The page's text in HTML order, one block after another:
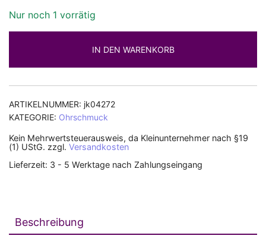
Nur noch 1 vorrätig
IN DEN WARENKORB
ARTIKELNUMMER: jk04272
KATEGORIE: Ohrschmuck
Kein Mehrwertsteuerausweis, da Kleinunternehmer nach §19
(1) UStG. zzgl. Versandkosten
Lieferzeit: 3 - 5 Werktage nach Zahlungseingang
Beschreibung